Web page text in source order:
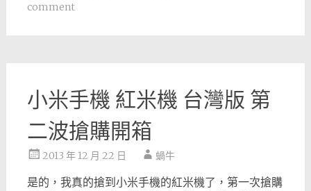
comment
小米手機 紅米機 台灣版 第
二波搶購開箱
2013 年 12 月 22 日 蝸牛
是的，我真的搶到小米手機的紅米機了，第一次搶購